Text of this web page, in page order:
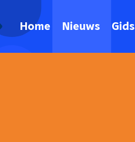
Home Nieuws Gids